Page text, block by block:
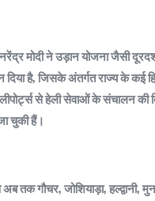
मोदी ने उड़ान योजना जैसी
है, जिसके अंतर्गत राज्य के कई
से हेली सेवाओं के संचालन की
चुकी हैं।
तक गौचर, जोशियाड़ा, हल्द्वानी,